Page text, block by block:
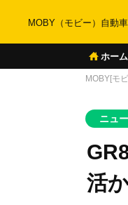
MOBY（モビー）自動
ホーム
MOBY[モ
ニュ
活